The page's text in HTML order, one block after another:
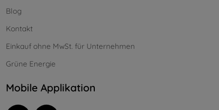
Blog
Kontakt
Einkauf ohne MwSt. für Unternehmen
Grüne Energie
Mobile Applikation